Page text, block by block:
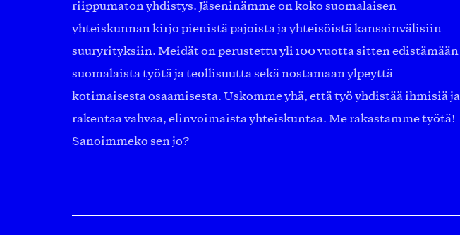
riippumaton yhdistys. Jäseninämme on koko suomalaisen
yhteiskunnan kirjo pienistä pajoista ja yhteisöistä kansainvälisiin
suuryrityksiin. Meidät on perustettu yli 100 vuotta sitten edistämään
suomalaista työtä ja teollisuutta sekä nostamaan ylpeyttä
kotimaisesta osaamisesta. Uskomme yhä, että työ yhdistää ihmisiä ja
rakentaa vahvaa, elinvoimaista yhteiskuntaa. Me rakastamme työtä!
Sanoimmeko sen jo?